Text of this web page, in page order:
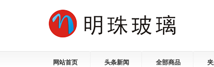
网站首页 头条新闻 全部商品